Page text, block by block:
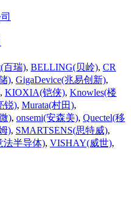
百瑞), BELLING(贝岭), CR
), GigaDevice(兆易创新),
, KIOXIA(铠侠), Knowles(楼
锐), Murata(村田),
), onsemi(安森美), Quectel(移
), SMARTSENS(思特威),
法半导体), VISHAY(威世),